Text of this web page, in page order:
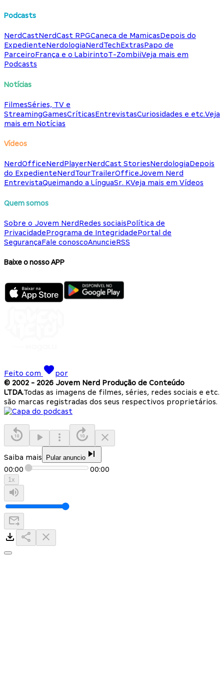
Podcasts
NerdCastNerdCast RPGCaneca de MamicasDepois do
ExpedienteNerdologiaNerdTechExtrasPapo de
ParceiroFrança e o LabirintoT-ZombiiVeja mais em
Podcasts
Notícias
FilmesSéries, TV e
StreamingGamesCríticasEntrevistasCuriosidades e etc.Veja
mais em Notícias
Vídeos
NerdOfficeNerdPlayerNerdCast StoriesNerdologiaDepois
do ExpedienteNerdTourTrailerOfficeJovem Nerd
EntrevistaQueimando a LínguaSr. KVeja mais em Vídeos
Quem somos
Sobre o Jovem NerdRedes sociaisPolítica de
PrivacidadePrograma de IntegridadePortal de
SegurançaFale conoscoAnuncieRSS
Baixe o nosso APP
Feito com
por
© 2002 - 2026 Jovem Nerd Produção de Conteúdo
LTDA.Todas as imagens de filmes, séries, redes sociais e etc.
são marcas registradas dos seus respectivos proprietários.
Saiba mais Pular anuncio
00:00 00:00
1x